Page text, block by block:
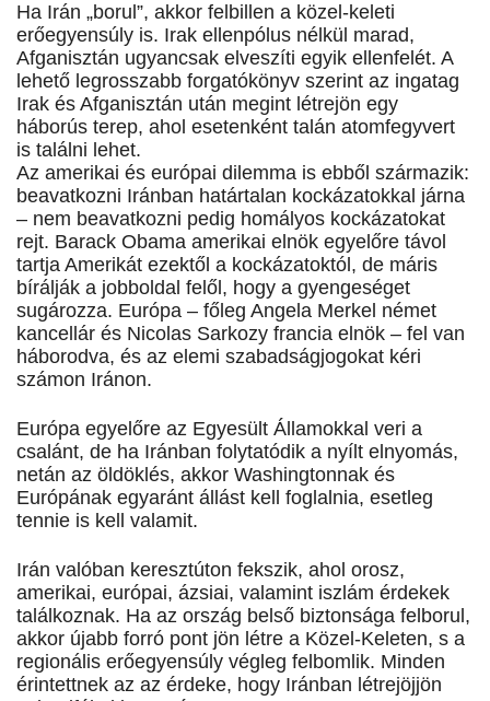
Ha Irán „borul”, akkor felbillen a közel-keleti
erőegyensúly is. Irak ellenpólus nélkül marad,
Afganisztán ugyancsak elveszíti egyik ellenfelét. A
lehető legrosszabb forgatókönyv szerint az ingatag
Irak és Afganisztán után megint létrejön egy
háborús terep, ahol esetenként talán atomfegyvert
is találni lehet.
Az amerikai és európai dilemma is ebből származik:
beavatkozni Iránban határtalan kockázatokkal járna
– nem beavatkozni pedig homályos kockázatokat
rejt. Barack Obama amerikai elnök egyelőre távol
tartja Amerikát ezektől a kockázatoktól, de máris
bírálják a jobboldal felől, hogy a gyengeséget
sugározza. Európa – főleg Angela Merkel német
kancellár és Nicolas Sarkozy francia elnök – fel van
háborodva, és az elemi szabadságjogokat kéri
számon Iránon.
Európa egyelőre az Egyesült Államokkal veri a
csalánt, de ha Iránban folytatódik a nyílt elnyomás,
netán az öldöklés, akkor Washingtonnak és
Európának egyaránt állást kell foglalnia, esetleg
tennie is kell valamit.
Irán valóban keresztúton fekszik, ahol orosz,
amerikai, európai, ázsiai, valamint iszlám érdekek
találkoznak. Ha az ország belső biztonsága felborul,
akkor újabb forró pont jön létre a Közel-Keleten, s a
regionális erőegyensúly végleg felbomlik. Minden
érintettnek az az érdeke, hogy Iránban létrejöjjön